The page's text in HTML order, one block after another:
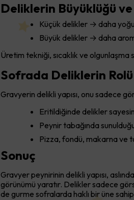
Deliklerin Büyüklüğü
Küçük delikler → daha
Büyük delikler → daha
Üretim tekniği, sıcaklık ve
Sofrada Deliklerin Rolü
Gravyerin delikli yapısı, onu sadece
Eritildiğinde delikler
Peynir tabağında
Pizza, fondü, makarna ve
Sonuç
Gravyer peynirinin delikli yapısı,
görünümü yaratır. Delikler sadece
de gurme sofralarda haklı bir üne